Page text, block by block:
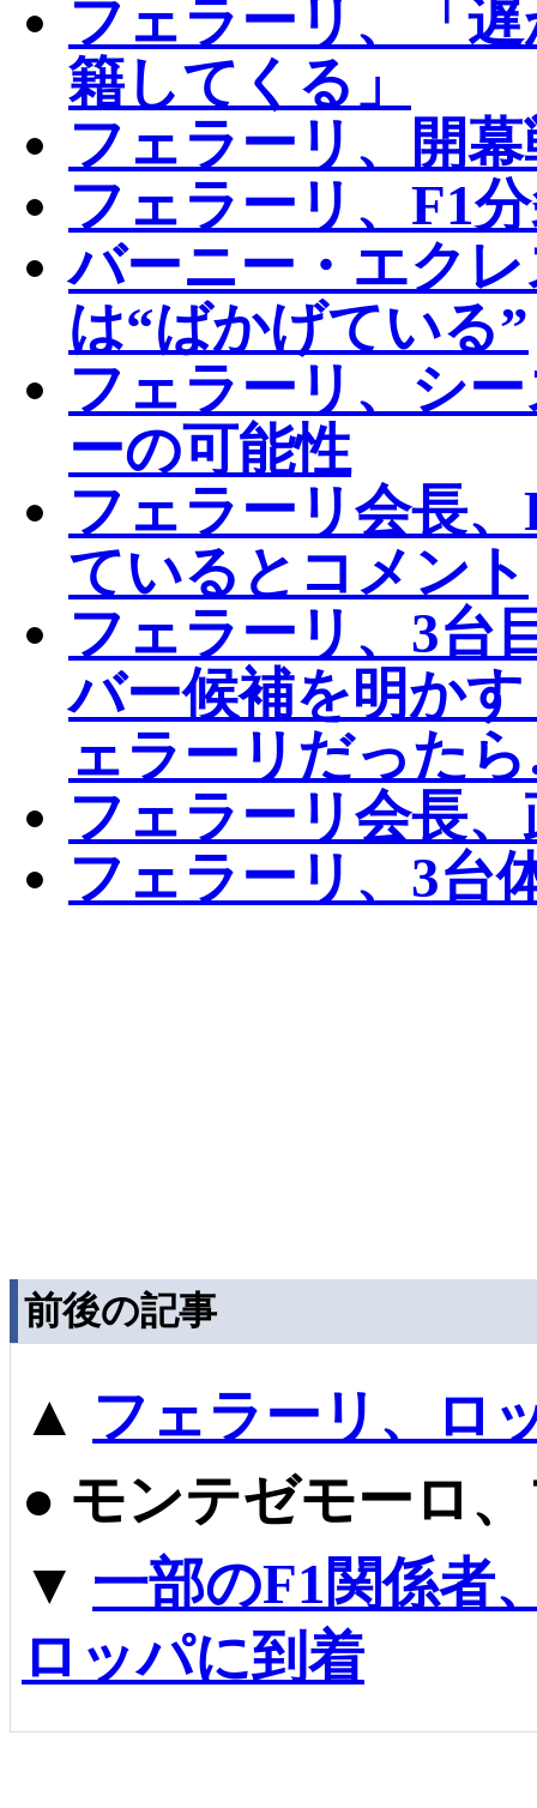
フェラーリ、「
籍してくる」
フェラーリ、開
フェラーリ、F1
バーニー・エク
は“ばかげている”
フェラーリ、シ
ーの可能性
フェラーリ会長
ているとコメント
フェラーリ、3台
バー候補を明か
ェラーリだった
フェラーリ会長
フェラーリ、3台
前後の記事
▲ フェラーリ、ロ
● モンテゼモーロ
▼ 一部のF1関係者
ロッパに到着